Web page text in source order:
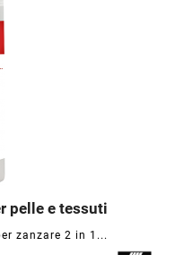
pelle e tessuti
zanzare 2 in 1...
